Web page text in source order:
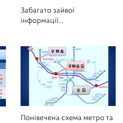
Забагато зайвої
інформації…
Понівечена схема метро та